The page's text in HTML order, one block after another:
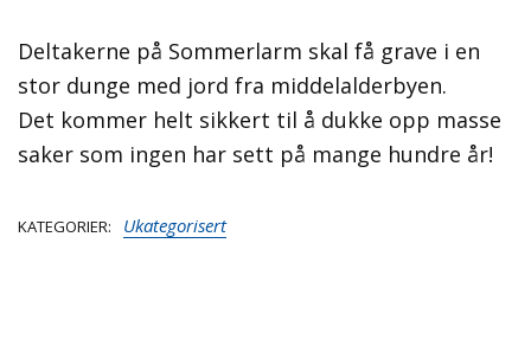
Deltakerne på Sommerlarm skal få grave i en
stor dunge med jord fra middelalderbyen.
Det kommer helt sikkert til å dukke opp masse
saker som ingen har sett på mange hundre år!
KATEGORIER Ukategorisert